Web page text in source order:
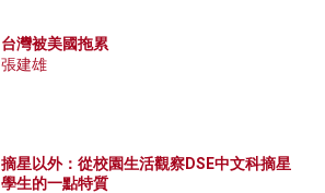
台灣被美國拖累
張建雄
摘星以外：從校園生活觀察DSE中文科摘星
學生的一點特質